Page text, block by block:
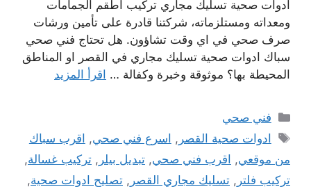
ادوات صحية تسليك مجاري تركيب اطقم الجمامات
ومعداته ومستلزماته، شركتنا قادرة على تأمين ورشات
صرف صحي في اي وقت تشاؤون. هل تحتاج فني صحي
سباك ادوات صحية تسليك مجاري في القصر او المناطق
المحيطة بها؟ موثوقة وخبرة وكفالة … اقرأ المزيد
التصنيفات
فني صحي
الوسوم
ادوات صحية القصر , اسرع فني صحي, اقرب سباك
من موقعي, اقرب فني صحي, تبديل بيلر , تركيب غسالة,
تركيب فلتر , تسليك مجاري القصر , تصليح ادوات صحية,